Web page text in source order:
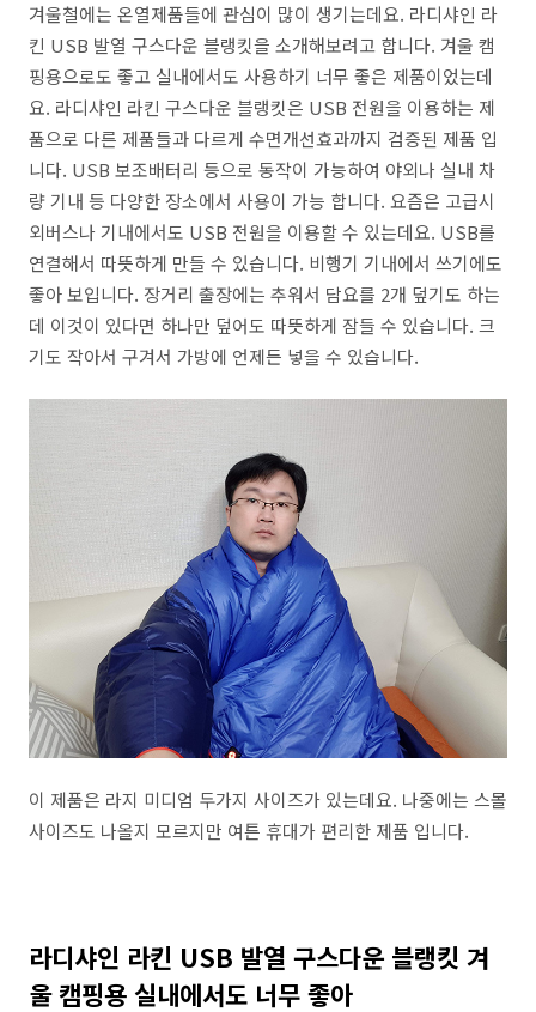
겨울철에는 온열제품들에 관심이 많이 생기는데요. 라디샤인 라
킨 USB 발열 구스다운 블랭킷을 소개해보려고 합니다. 겨울 캠
핑용으로도 좋고 실내에서도 사용하기 너무 좋은 제품이었는데
요. 라디샤인 라킨 구스다운 블랭킷은 USB 전원을 이용하는 제
품으로 다른 제품들과 다르게 수면개선효과까지 검증된 제품 입
니다. USB 보조배터리 등으로 동작이 가능하여 야외나 실내 차
량 기내 등 다양한 장소에서 사용이 가능 합니다. 요즘은 고급시
외버스나 기내에서도 USB 전원을 이용할 수 있는데요. USB를
연결해서 따뜻하게 만들 수 있습니다. 비행기 기내에서 쓰기에도
좋아 보입니다. 장거리 출장에는 추워서 담요를 2개 덮기도 하는
데 이것이 있다면 하나만 덮어도 따뜻하게 잠들 수 있습니다. 크
기도 작아서 구겨서 가방에 언제든 넣을 수 있습니다.
이 제품은 라지 미디엄 두가지 사이즈가 있는데요. 나중에는 스몰
사이즈도 나올지 모르지만 여튼 휴대가 편리한 제품 입니다.
라디샤인 라킨 USB 발열 구스다운 블랭킷 겨
울 캠핑용 실내에서도 너무 좋아